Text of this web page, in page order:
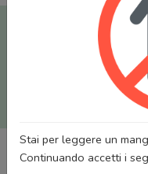
Tutti i Doujinshi e
sul nostro nuovo sito (
Manga
Potrai effettuare il
tutti i dati
perderai alcun
Stai per leggere un
Continuando accetti i